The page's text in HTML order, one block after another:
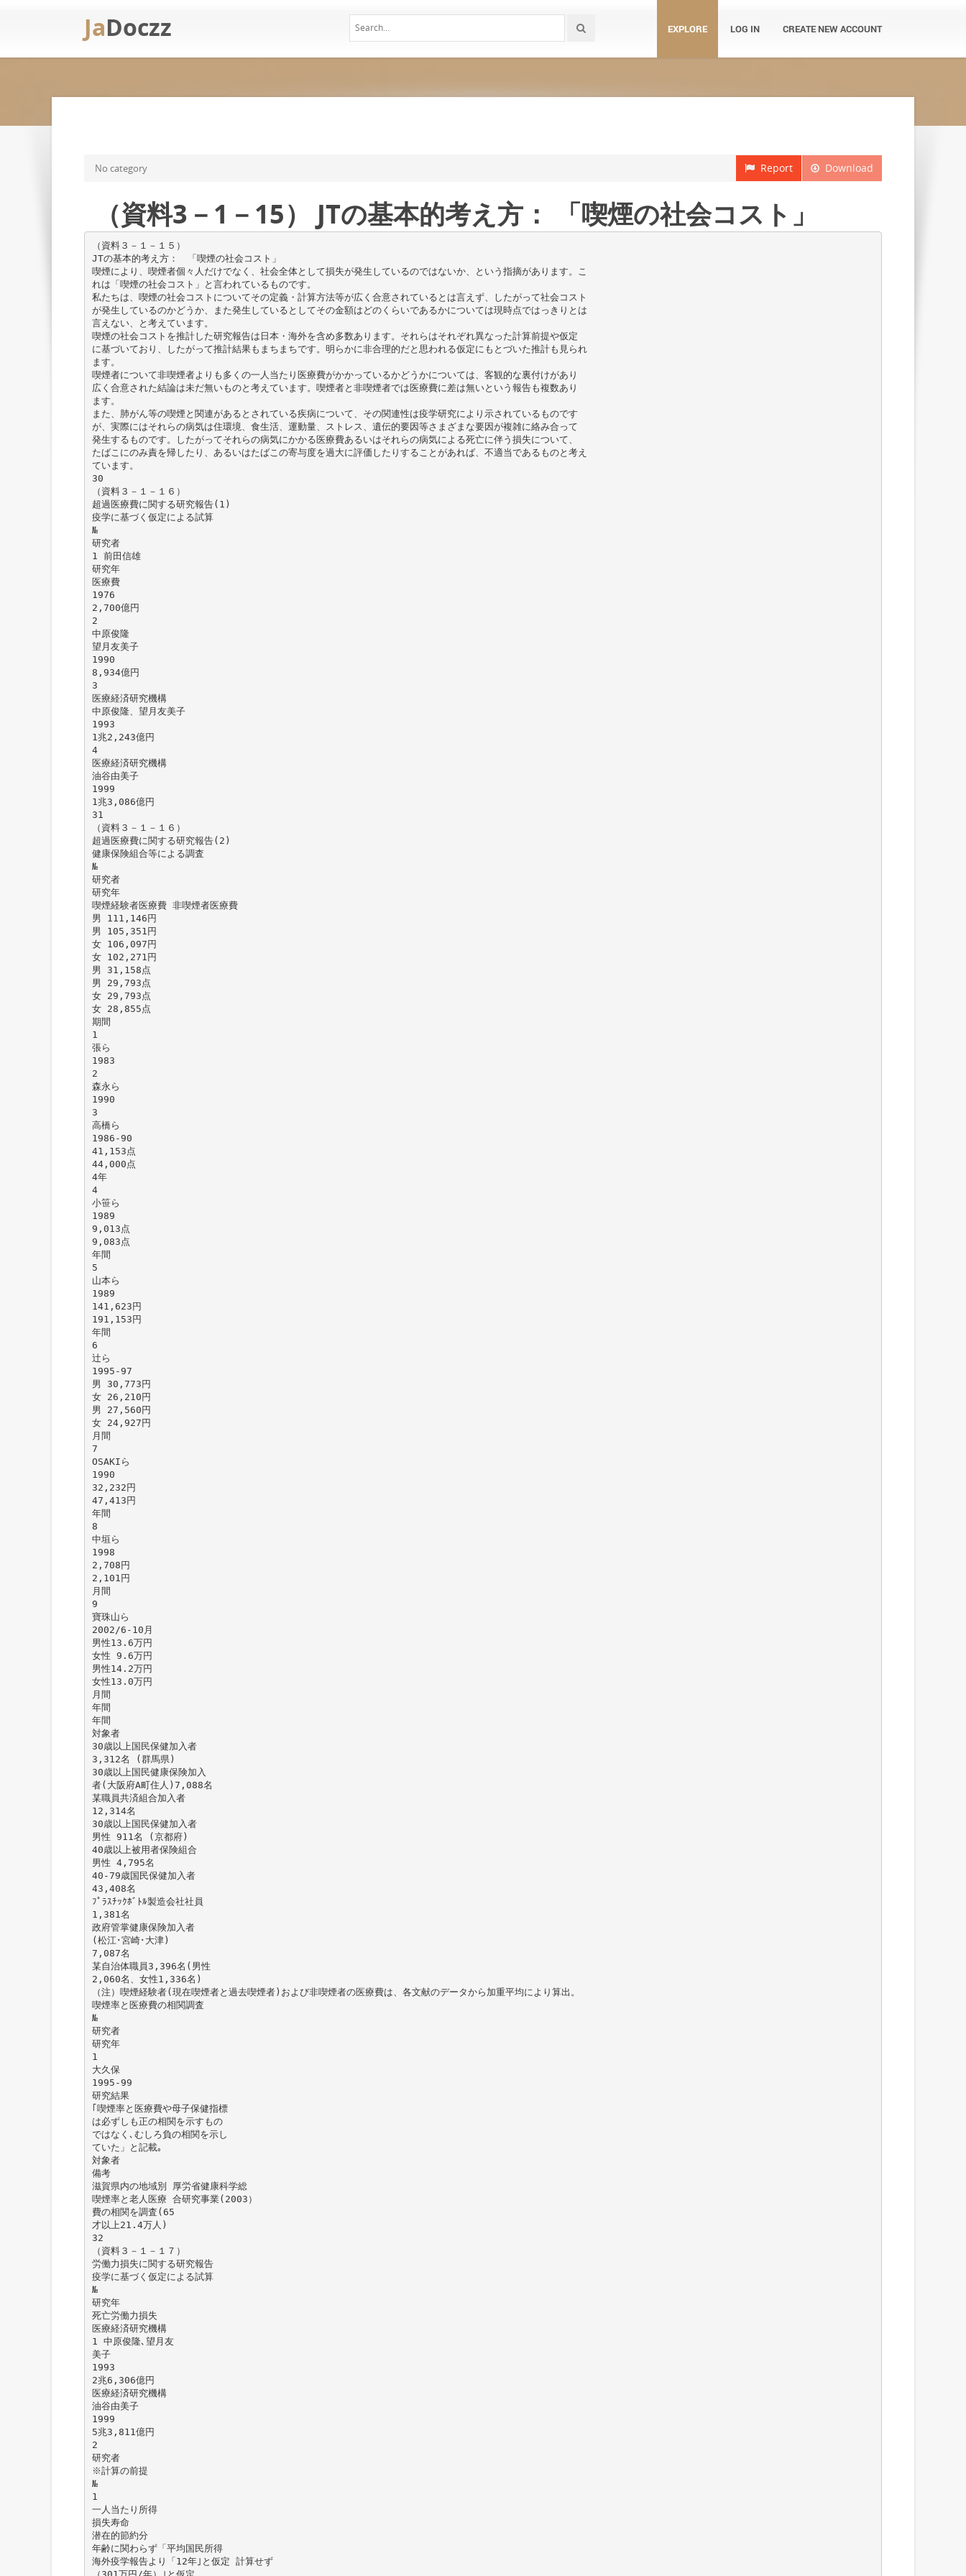
JaDoczz EXPLORE LOG IN CREATE NEW ACCOUNT
Download
Report
No category
（資料3－1－15） JTの基本的考え方： 「喫煙の社会コスト」
（資料３－１－１５）
JTの基本的考え方： 「喫煙の社会コスト」
喫煙により、喫煙者個々人だけでなく、社会全体として損失が発生しているのではないか、という指摘があります。こ
れは「喫煙の社会コスト」と言われているものです。
私たちは、喫煙の社会コストについてその定義・計算方法等が広く合意されているとは言えず、したがって社会コスト
が発生しているのかどうか、また発生しているとしてその金額はどのくらいであるかについては現時点ではっきりとは
言えない、と考えています。
喫煙の社会コストを推計した研究報告は日本・海外を含め多数あります。それらはそれぞれ異なった計算前提や仮定
に基づいており、したがって推計結果もまちまちです。明らかに非合理的だと思われる仮定にもとづいた推計も見られ
ます。
喫煙者について非喫煙者よりも多くの一人当たり医療費がかかっているかどうかについては、客観的な裏付けがあり
広く合意された結論は未だ無いものと考えています。喫煙者と非喫煙者では医療費に差は無いという報告も複数あり
ます。
また、肺がん等の喫煙と関連があるとされている疾病について、その関連性は疫学研究により示されているものです
が、実際にはそれらの病気は住環境、食生活、運動量、ストレス、遺伝的要因等さまざまな要因が複雑に絡み合って
発生するものです。したがってそれらの病気にかかる医療費あるいはそれらの病気による死亡に伴う損失について、
たばこにのみ責を帰したり、あるいはたばこの寄与度を過大に評価したりすることがあれば、不適当であるものと考え
ています。
30
（資料３－１－１６）
超過医療費に関する研究報告(1)
疫学に基づく仮定による試算
№
研究者
1 前田信雄
研究年
医療費
1976
2,700億円
2
中原俊隆
望月友美子
1990
8,934億円
3
医療経済研究機構
中原俊隆、望月友美子
1993
1兆2,243億円
4
医療経済研究機構
油谷由美子
1999
1兆3,086億円
31
（資料３－１－１６）
超過医療費に関する研究報告(2)
健康保険組合等による調査
№
研究者
研究年
喫煙経験者医療費 非喫煙者医療費
男 111,146円
男 105,351円
女 106,097円
女 102,271円
男 31,158点
男 29,793点
女 29,793点
女 28,855点
期間
1
張ら
1983
2
森永ら
1990
3
高橋ら
1986-90
41,153点
44,000点
4年
4
小笹ら
1989
9,013点
9,083点
年間
5
山本ら
1989
141,623円
191,153円
年間
6
辻ら
1995-97
男 30,773円
女 26,210円
男 27,560円
女 24,927円
月間
7
OSAKIら
1990
32,232円
47,413円
年間
8
中垣ら
1998
2,708円
2,101円
月間
9
寶珠山ら
2002/6-10月
男性13.6万円
女性 9.6万円
男性14.2万円
女性13.0万円
月間
年間
年間
対象者
30歳以上国民保健加入者
3,312名 (群馬県)
30歳以上国民健康保険加入
者(大阪府A町住人)7,088名
某職員共済組合加入者
12,314名
30歳以上国民保健加入者
男性 911名 (京都府)
40歳以上被用者保険組合
男性 4,795名
40-79歳国民保健加入者
43,408名
ﾌﾟﾗｽﾁｯｸﾎﾞﾄﾙ製造会社社員
1,381名
政府管掌健康保険加入者
(松江･宮崎･大津)
7,087名
某自治体職員3,396名(男性
2,060名、女性1,336名)
（注）喫煙経験者(現在喫煙者と過去喫煙者)および非喫煙者の医療費は、各文献のデータから加重平均により算出。
喫煙率と医療費の相関調査
№
研究者
研究年
1
大久保
1995-99
研究結果
｢喫煙率と医療費や母子保健指標
は必ずしも正の相関を示すもの
ではなく､むしろ負の相関を示し
ていた」と記載｡
対象者
備考
滋賀県内の地域別 厚労省健康科学総
喫煙率と老人医療 合研究事業(2003）
費の相関を調査(65
才以上21.4万人)
32
（資料３－１－１７）
労働力損失に関する研究報告
疫学に基づく仮定による試算
№
研究年
死亡労働力損失
医療経済研究機構
1 中原俊隆､望月友
美子
1993
2兆6,306億円
医療経済研究機構
油谷由美子
1999
5兆3,811億円
2
研究者
※計算の前提
№
1
一人当たり所得
損失寿命
潜在的節約分
年齢に関わらず「平均国民所得
海外疫学報告より「12年｣と仮定 計算せず
（301万円/年）｣と仮定